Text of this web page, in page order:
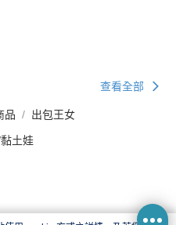
查看全部
品 出包王女
土娃